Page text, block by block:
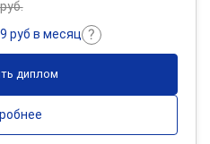
руб в месяц
диплом